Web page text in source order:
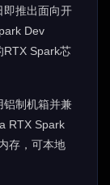
即推出面向开
Dev
RTX Spark芯
铝制机箱并兼
RTX Spark
存，可本地